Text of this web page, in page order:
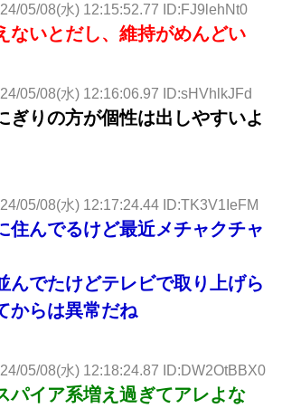
05/08(水) 12:15:52.77 ID:FJ9lehNt0
ないとだし、維持がめんどい
05/08(水) 12:16:06.97 ID:sHVhlkJFd
ぎりの方が個性は出しやすいよ
05/08(水) 12:17:24.44 ID:TK3V1IeFM
住んでるけど最近メチャクチャ
んでたけどテレビで取り上げら
からは異常だね
05/08(水) 12:18:24.87 ID:DW2OtBBX0
パイア系増え過ぎてアレよな